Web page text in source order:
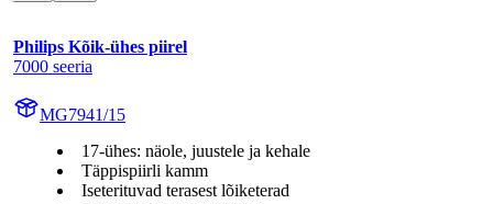
Philips Kõik-ühes piirel
7000 seeria
MG7941/15
17-ühes: näole, juustele ja kehale
Täppispiirli kamm
Iseterituvad terasest lõiketerad